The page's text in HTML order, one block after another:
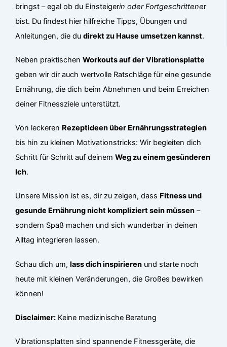
bringst – egal ob du Einsteigerin oder Fortgeschrittener
bist. Du findest hier hilfreiche Tipps, Übungen und
Anleitungen, die dudirekt zu Hause umsetzen kannst.
Neben praktischenWorkouts auf der Vibrationsplatte
geben wir dir auch wertvolle Ratschläge für eine gesunde
Ernährung, die dich beim Abnehmen und beim Erreichen
deiner Fitnessziele unterstützt.
Von leckeren Rezeptideen über Ernährungsstrategien
bis hin zu kleinen Motivationstricks: Wir begleiten dich
Schritt für Schritt auf deinemWeg zu einem gesünderen
Ich.
Unsere Mission ist es, dir zu zeigen, dass Fitness und
gesunde Ernährung nicht kompliziert sein müssen –
sondern Spaß machen und sich wunderbar in deinen
Alltag integrieren lassen.
Schau dich um,lass dich inspirieren und starte noch
heute mit kleinen Veränderungen, die Großes bewirken
können!
Disclaimer: Keine medizinische Beratung
Vibrationsplatten sind spannende Fitnessgeräte, die